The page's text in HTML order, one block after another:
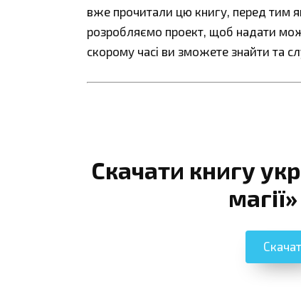
вже прочитали цю книгу, перед тим
розробляємо проект, щоб надати
скорому часі ви зможете знайти та
Скачати книгу